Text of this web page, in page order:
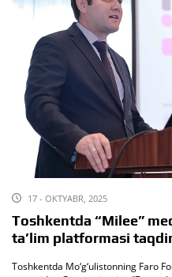
17 - OKTYABR, 2025
Toshkentda “Milee”
ta’lim platformasi
Toshkentda Mo‘g‘ulistonning Faro